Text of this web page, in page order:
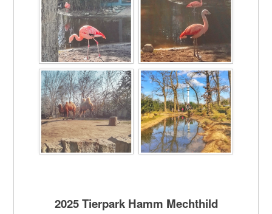
2025 Tierpark Hamm Mechthild